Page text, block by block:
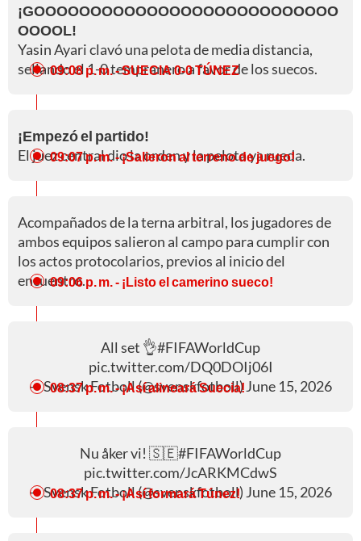
¡GOOOOOOOOOOOOOOOOOOOOOOOOOOO
OOOOL!
Yasin Ayari clavó una pelota de media distancia,
sellando el 1-0 tempranero a favor de los suecos.
09:08 p. m.- SUECIA 0-0 TÚNEZ
¡Empezó el partido!
El juez central dio la orden y la pelota ya rueda.
09:07 p. m.- ¡Salieron al terreno de juego!
Acompañados de la terna arbitral, los jugadores de
ambos equipos salieron al campo para cumplir con
los actos protocolarios, previos al inicio del
encuentro.
09:06 p. m. - ¡Listo el camerino sueco!
All set 👌#FIFAWorldCup
pic.twitter.com/DQ0DOIj06I
— Svensk Fotboll (@svenskfotboll)June 15, 2026
08:37 p. m. - ¡Así alineará Suecia!
Nu åker vi! 🇸🇪#FIFAWorldCup
pic.twitter.com/JcARKMCdwS
— Svensk Fotboll (@svenskfotboll) June 15, 2026
08:37 p. m. - ¡Así formará Túnez!